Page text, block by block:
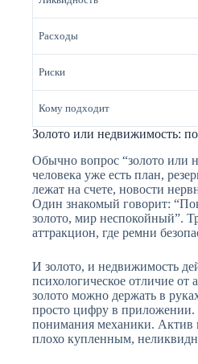
Расходы
Риски
Кому подходит
Золото или недвижимость:
Обычно вопрос “золото или
человека уже есть план,
лежат на счете, новости
Один знакомый говорит:
золото, мир неспокойный”.
аттракцион, где ремни
И золото, и недвижимость
психологическое отличие
золото можно держать в
просто цифру в
понимания механики. Актив
плохо купленным,